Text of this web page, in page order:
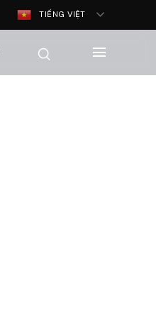
TIẾNG VIỆT